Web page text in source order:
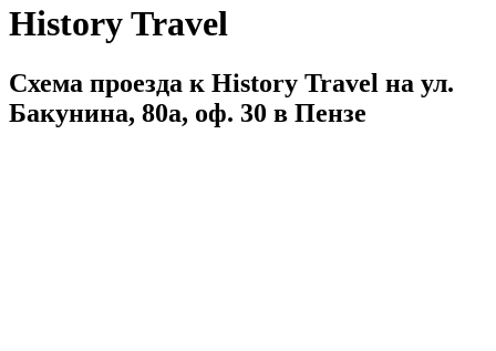
History Travel
Схема проезда к History Travel на ул.
Бакунина, 80а, оф. 30 в Пензе